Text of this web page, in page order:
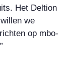
Het Deltion
we
op mbo-